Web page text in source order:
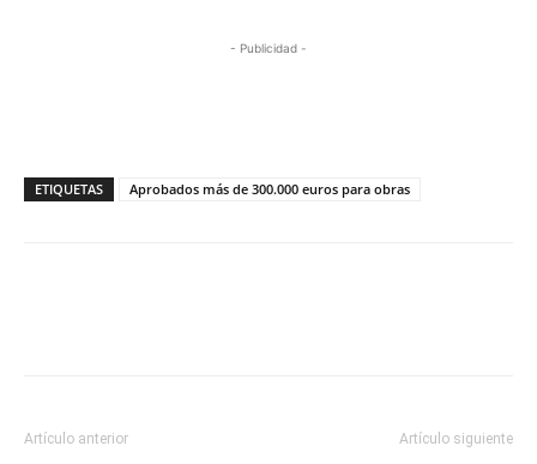
- Publicidad -
ETIQUETAS Aprobados más de 300.000 euros para obras
Artículo anterior Artículo siguiente